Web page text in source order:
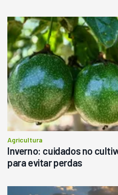
Agricultura
Inverno: cuidados no
para evitar perdas